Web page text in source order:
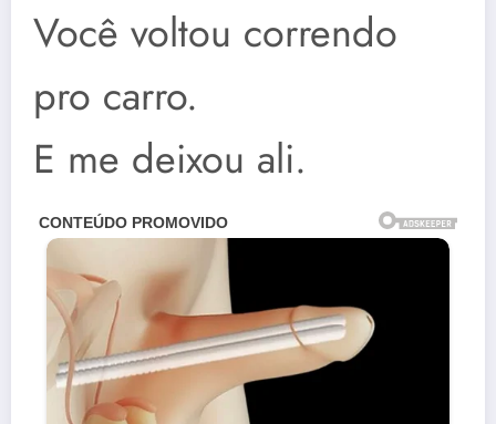
Você voltou correndo
pro carro.
E me deixou ali.